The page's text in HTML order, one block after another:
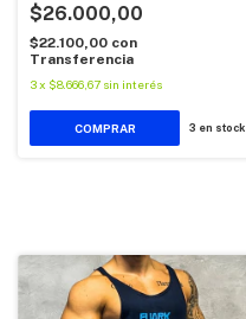
$26.000,00
$22.100,00 con
Transferencia
3x $8.666,67 sin interés
COMPRAR 3 en stock